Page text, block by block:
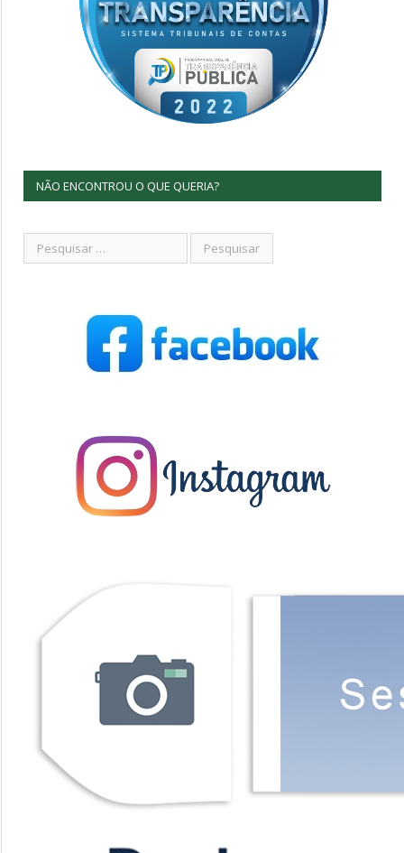
NÃO ENCONTROU O QUE QUERIA?